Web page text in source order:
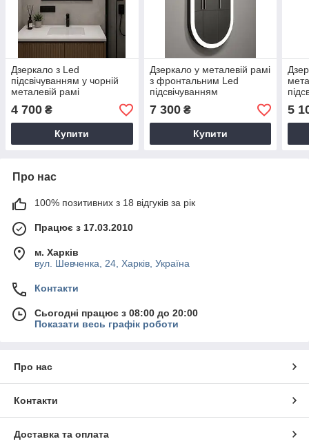
Дзеркало з Led
підсвічуванням у чорній
металевій рамі
4 700 ₴
Купити
Дзеркало у металевій рамі
з фронтальним Led
підсвічуванням
7 300₴
Купити
5
Про нас
100% позитивних з 18 відгуків за рік
Працює з 17.03.2010
м. Харків
вул. Шевченка, 24, Харків, Україна
Контакти
Сьогодні працює з 08:00 до 20:00
Показати весь графік роботи
Про нас
Контакти
Доставка та оплата